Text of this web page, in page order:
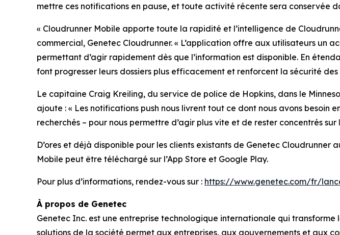
mettre ces notifications en pause, et toute activité récente sera conservée
« Cloudrunner Mobile apporte toute la rapidité et l’intelligence de
commercial, Genetec Cloudrunner. « L’application offre aux utilisateurs un
permettant d’agir rapidement dès que l’information est disponible. En
font progresser leurs dossiers plus efficacement et renforcent la sécurité
Le capitaine Craig Kreiling, du service de police de Hopkins, dans le
ajoute : « Les notifications push nous livrent tout ce dont nous avons
recherchés – pour nous permettre d’agir plus vite et de rester concentrés sur
D’ores et déjà disponible pour les clients existants de Genetec
Mobile peut être téléchargé sur l’App Store et Google Play.
Pour plus d’informations, rendez-vous sur : https://www.genetec.com/fr/
À propos de Genetec
Genetec Inc. est une entreprise technologique internationale qui
solutions de la société permet aux entreprises, aux gouvernements et aux